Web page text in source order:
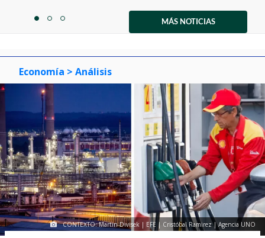
itemitemitem
MÁS NOTICIAS
Economía > Análisis
CONTEXTO: Martin Divisek | EFE | Cristóbal Ramirez | Agencia UNO